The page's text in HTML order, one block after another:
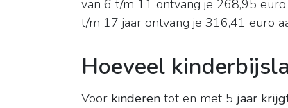
van 6 t/m 11 ontvang je 268,95 euro
t/m 17 jaar ontvang je 316,41 euro
Hoeveel
Voor kinderen tot en met 5 jaar